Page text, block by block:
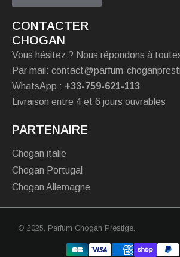
CONTACTER
CHOGAN
Vous hésitez ? Nous répondons à
Par mail: contact@parfum-
WhatsApp : +33-759-621-113
Livraison entre 4 et 6 jours ouvrables
PARTENAIRE
Chogan italie
Chogan Portugal
Chogan Allemagne
© 2025, Parfum Chogan Prestige.